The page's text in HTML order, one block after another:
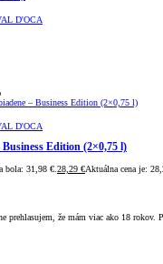
D'OCA
D'OCA
Business Edition (2×0,75 l)
bola: 31,98 €. 28,29 €Aktuálna cena je:
prehlasujem, že mám viac ako 18 rokov.